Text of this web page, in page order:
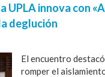
UPLA innova con
deglución
El encuentro
romper el